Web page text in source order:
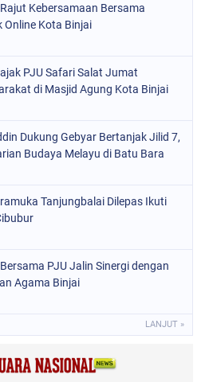
Kebersamaan Bersama
Online Kota Binjai
PJU Safari Salat Jumat
di Masjid Agung Kota Binjai
Dukung Gebyar Bertanjak Jilid 7,
Budaya Melayu di Batu Bara
Tanjungbalai Dilepas Ikuti
PJU Jalin Sinergi dengan
Agama Binjai
LANJUT »